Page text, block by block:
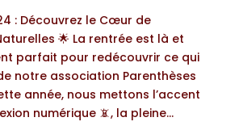
: Découvrez le Cœur de
🌟 La rentrée est là et
parfait pour redécouvrir ce qui
notre association Parenthèses
année, nous mettons l’accent
numérique 📵, la pleine...